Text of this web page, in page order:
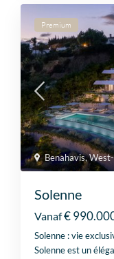
Benahavis,
Premium
Solenne
Vanaf€
Solenne : vie
Solenne est un